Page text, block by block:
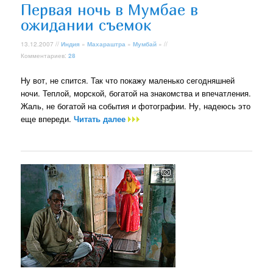
Первая ночь в Мумбае в
ожидании съемок
13.12.2007 //Индия »Махараштра »Мумбай » //
Комментариев:28
Ну вот, не спится. Так что покажу маленько сегодняшней
ночи. Теплой, морской, богатой на знакомства и впечатления.
Жаль, не богатой на события и фотографии. Ну, надеюсь это
еще впереди.Читать далее